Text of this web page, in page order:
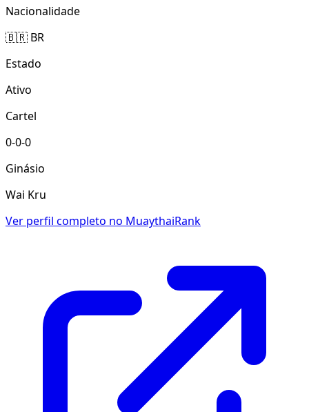
Nacionalidade
🇧🇷 BR
Estado
Ativo
Cartel
0-0-0
Ginásio
Wai Kru
Ver perfil completo no MuaythaiRank